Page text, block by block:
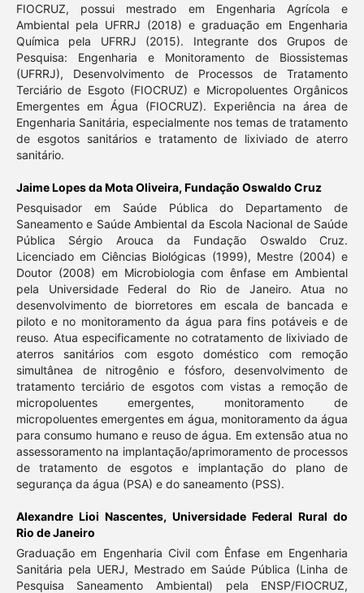
FIOCRUZ, possui mestrado em Engenharia Agrícola e
Ambiental pela UFRRJ (2018) e graduação em Engenharia
Química pela UFRRJ (2015). Integrante dos Grupos de
Pesquisa: Engenharia e Monitoramento de Biossistemas
(UFRRJ), Desenvolvimento de Processos de Tratamento
Terciário de Esgoto (FIOCRUZ) e Micropoluentes Orgânicos
Emergentes em Água (FIOCRUZ). Experiência na área de
Engenharia Sanitária, especialmente nos temas de tratamento
de esgotos sanitários e tratamento de lixiviado de aterro
sanitário.
Jaime Lopes da Mota Oliveira, Fundação Oswaldo Cruz
Pesquisador em Saúde Pública do Departamento de
Saneamento e Saúde Ambiental da Escola Nacional de Saúde
Pública Sérgio Arouca da Fundação Oswaldo Cruz.
Licenciado em Ciências Biológicas (1999), Mestre (2004) e
Doutor (2008) em Microbiologia com ênfase em Ambiental
pela Universidade Federal do Rio de Janeiro. Atua no
desenvolvimento de biorretores em escala de bancada e
piloto e no monitoramento da água para fins potáveis e de
reuso. Atua especificamente no cotratamento de lixiviado de
aterros sanitários com esgoto doméstico com remoção
simultânea de nitrogênio e fósforo, desenvolvimento de
tratamento terciário de esgotos com vistas a remoção de
micropoluentes emergentes, monitoramento de
micropoluentes emergentes em água, monitoramento da água
para consumo humano e reuso de água. Em extensão atua no
assessoramento na implantação/aprimoramento de processos
de tratamento de esgotos e implantação do plano de
segurança da água (PSA) e do saneamento (PSS).
Alexandre Lioi Nascentes, Universidade Federal Rural do
Rio de Janeiro
Graduação em Engenharia Civil com Ênfase em Engenharia
Sanitária pela UERJ, Mestrado em Saúde Pública (Linha de
Pesquisa Saneamento Ambiental) pela ENSP/FIOCRUZ,